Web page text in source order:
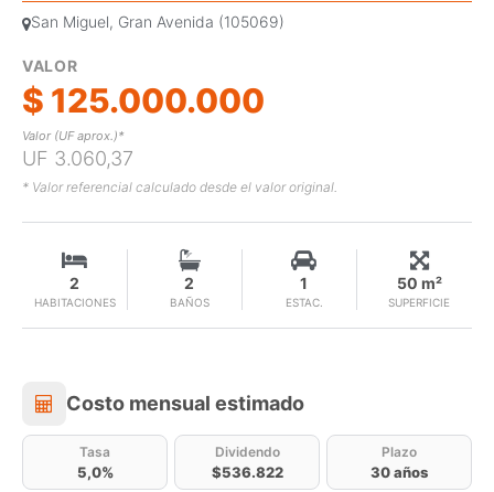
San Miguel, Gran Avenida (105069)
VALOR
$ 125.000.000
Valor (UF aprox.)*
UF 3.060,37
* Valor referencial calculado desde el valor original.
HABITACIONES
2
BAÑOS
2
ESTAC.
1
SUPERFICIE
50 m²
Costo mensual estimado
Costo mensual estimado
Tasa
5,0%
Dividendo
$536.822
Plazo
30 años